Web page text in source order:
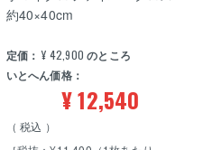
定価： ¥ 42,900 のところ
いとへん価格：
¥12,540
税込
約40×40cm